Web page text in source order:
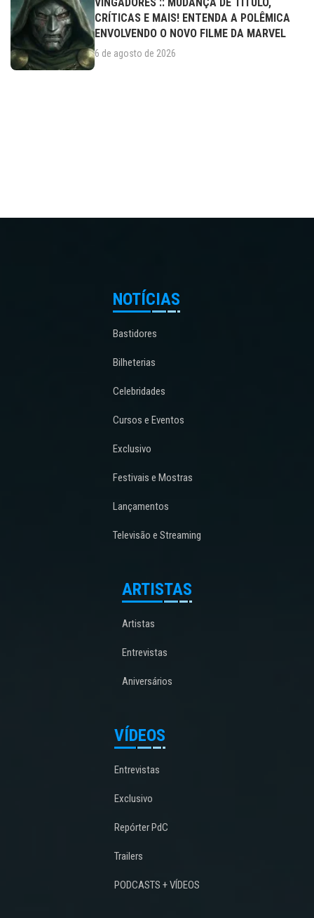
VINGADORES :: MUDANÇA DE TÍTULO,
CRÍTICAS E MAIS! ENTENDA A POLÊMICA
ENVOLVENDO O NOVO FILME DA MARVEL
6 de agosto de 2026
NOTÍCIAS
Bastidores
Bilheterias
Celebridades
Cursos e Eventos
Exclusivo
Festivais e Mostras
Lançamentos
Televisão e Streaming
ARTISTAS
Artistas
Entrevistas
Aniversários
VÍDEOS
Entrevistas
Exclusivo
Repórter PdC
Trailers
PODCASTS + VÍDEOS